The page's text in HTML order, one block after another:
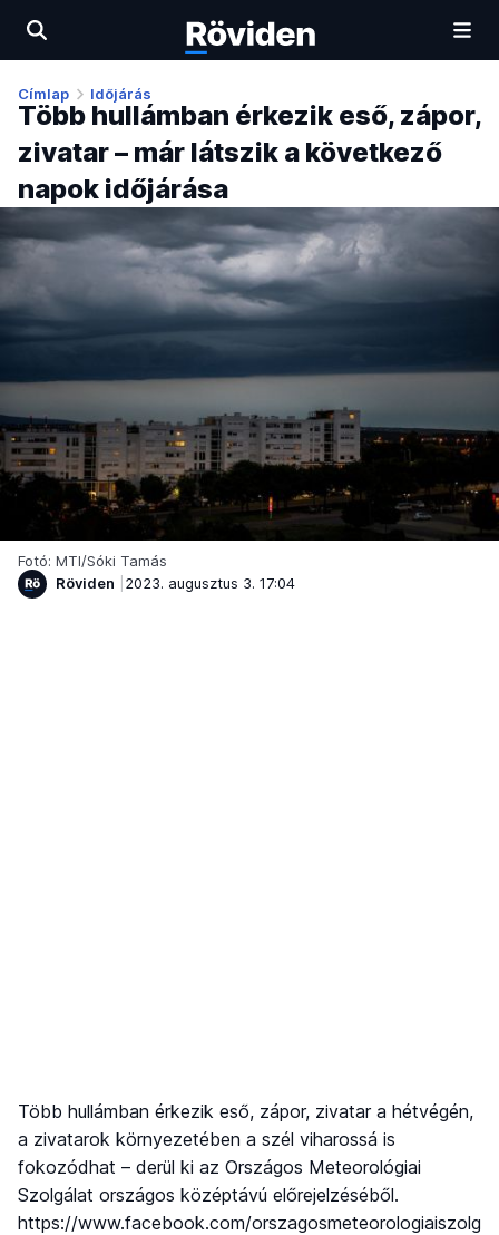
Címlap Időjárás
Több hullámban érkezik eső, zápor,
zivatar – már látszik a következő
napok időjárása
Fotó: MTI/Sóki Tamás
Röviden
2023. augusztus 3. 17:04
Több hullámban érkezik eső, zápor, zivatar a hétvégén,
a zivatarok környezetében a szél viharossá is
fokozódhat – derül ki az Országos Meteorológiai
Szolgálat országos középtávú előrejelzéséből.
https://www.facebook.com/orszagosmeteorologiaiszolg